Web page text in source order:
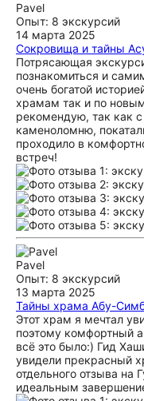
Pavel
Опыт: 8 экскурсий
14 марта 2025
Сокровища и тайны
Потрясающая
познакомиться и
очень богатой
храмам так и по
рекомендую, так как
каменоломню,
проходило в
встреч!
Pavel
Опыт: 8 экскурсий
13 марта 2025
Тайны храма Абу-
Этот храм я мечтал
поэтому комфортный
всё это было:) Гид
увидели прекрасный
отдельного отзыва
идеальным